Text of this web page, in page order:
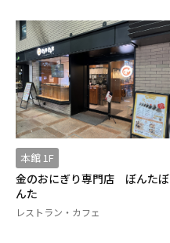
本館 1F
金のおにぎり専門店 ぼんたぼ
んた
レストラン・カフェ